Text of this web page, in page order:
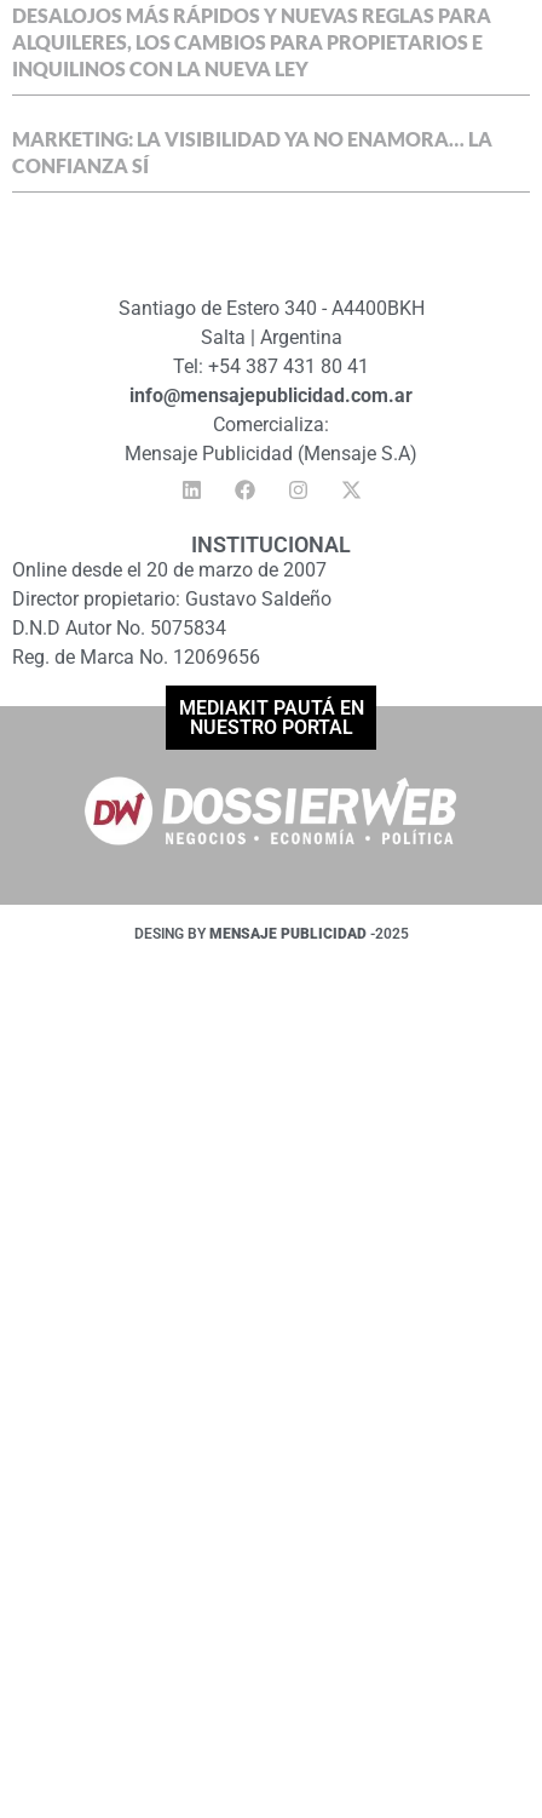
DESALOJOS MÁS RÁPIDOS Y NUEVAS REGLAS PARA
ALQUILERES, LOS CAMBIOS PARA PROPIETARIOS E
INQUILINOS CON LA NUEVA LEY
MARKETING: LA VISIBILIDAD YA NO ENAMORA… LA
CONFIANZA SÍ
Santiago de Estero 340 - A4400BKH
Salta | Argentina
Tel: +54 387 431 80 41
info@mensajepublicidad.com.ar
Comercializa:
Mensaje Publicidad (Mensaje S.A)
INSTITUCIONAL
Online desde el 20 de marzo de 2007
Director propietario: Gustavo Saldeño
D.N.D Autor No. 5075834
Reg. de Marca No. 12069656
MEDIAKIT PAUTÁ EN
NUESTRO PORTAL
DESING BY MENSAJE PUBLICIDAD -2025